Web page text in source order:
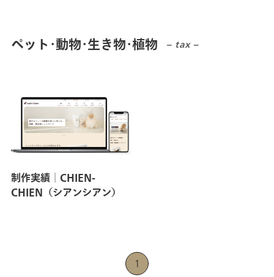
ペット･動物･生き物･植物 – tax –
制作実績│CHIEN-
CHIEN（シアンシアン）
1